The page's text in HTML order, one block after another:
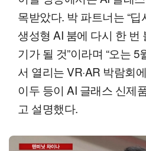
목받았다. 박 파트너는 “
생성형 AI 붐에 다시 한 번
기가 될 것”이라며 “오는
서 열리는 VR·AR 박람회
이두 등이 AI 글래스 신제
고 설명했다.